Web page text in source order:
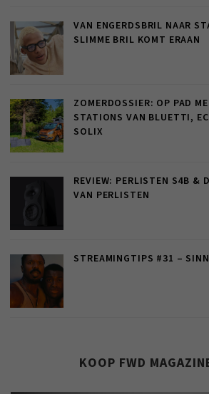
VAN ENGERDSBRIL NAAR
SLIMME BRIL KOMT ERAAN
ZOMERDOSSIER: OP PAD
STATIONS VAN BLUETTI,
SOLIX
REVIEW: PERLISTEN S4B &
VAN PERLISTEN
STREAMINGTIPS #31 –
KOOP FWD